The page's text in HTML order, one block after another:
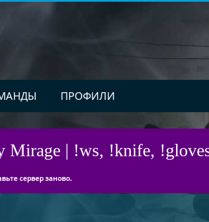
ПРОФИЛИ
Mirage | !ws, !knife,
сервер заново.